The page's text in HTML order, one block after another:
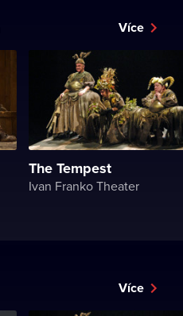
Více
The Tempest
Ivan Franko Theater
Více